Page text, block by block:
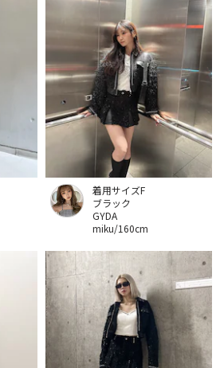
着用サイズF
ブラック
GYDA
miku/160cm